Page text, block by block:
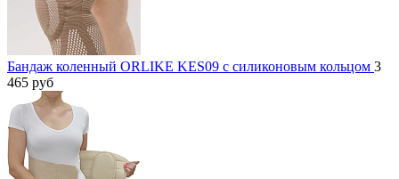
Бандаж коленный ORLIKE KES09 c силиконовым кольцом 3
465 руб